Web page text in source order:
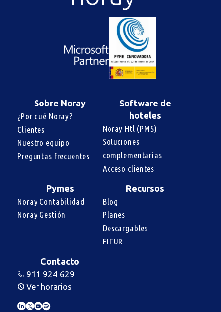
Sobre Noray
¿Por qué Noray?
Clientes
Nuestro equipo
Preguntas frecuentes
Software de
hoteles
Noray Htl (PMS)
Soluciones
complementarias
Acceso clientes
Pymes
Noray Contabilidad
Noray Gestión
Recursos
Blog
Planes
Descargables
FITUR
Contacto
Ver horarios
911 924 629